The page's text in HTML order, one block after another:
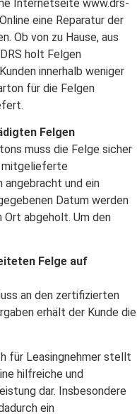
Internetseite www.drs-
eine Reparatur der
Ob von zu Hause, aus
holt Felgen
innerhalb weniger
für die Felgen
Felgen
muss die Felge sicher
mitgelieferte
angebracht und ein
Datum werden
Ort abgeholt. Um den
Felge auf
an den zertifizierten
erhält der Kunde die
für Leasingnehmer stellt
hilfreiche und
dar. Insbesondere
ein